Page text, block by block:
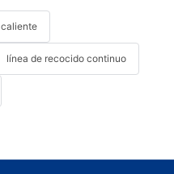
línea de recocido continuo